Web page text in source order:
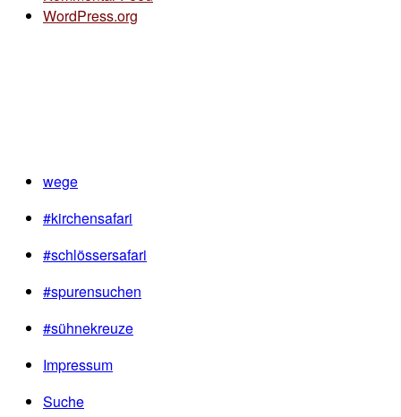
WordPress.org
wege
#kirchensafari
#schlössersafari
#spurensuchen
#sühnekreuze
Impressum
Suche